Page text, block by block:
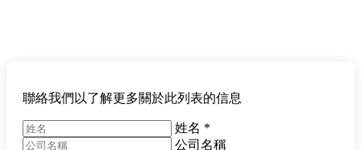
聯絡我們以了解更多關於此列表的信息
姓名 *
公司名稱